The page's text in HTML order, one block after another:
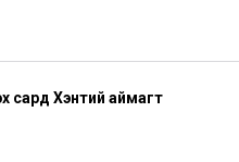
сард Хэнтий аймагт